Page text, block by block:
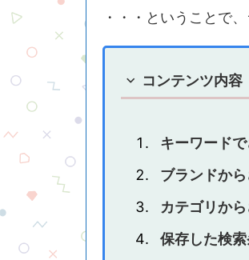
・・・ということで
コンテンツ内容
キーワード
ブランドか
カテゴリか
保存した検